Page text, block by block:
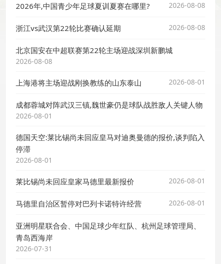
2026年,中国青少年足球夏训夏赛在哪里? 2026-08-08
浙江vs武汉第22轮比赛确认延期 2026-08-08
北京国安在中超联赛第22轮主场迎战深圳新鹏城
2026-08-08
上海港将主场迎战刚换教练的山东泰山 2026-08-01
成都蓉城对阵武汉三镇,魏世豪仍是球队战胜敌人关键人物
2026-08-01
德国天空:莱比锡尚未回应皇马对迪奥曼德的报价,谈判陷入
停滞
2026-08-01
莱比锡尚未回应皇家马德里最新报价 2026-08-01
马德里自治区暂停对巴列卡诺特许经营 2026-08-01
亚洲明星联合会、中国足球少年红队、杭州足球管理局、
青岛西海岸
2026-07-31